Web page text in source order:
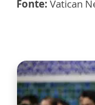
Fonte: Vatican